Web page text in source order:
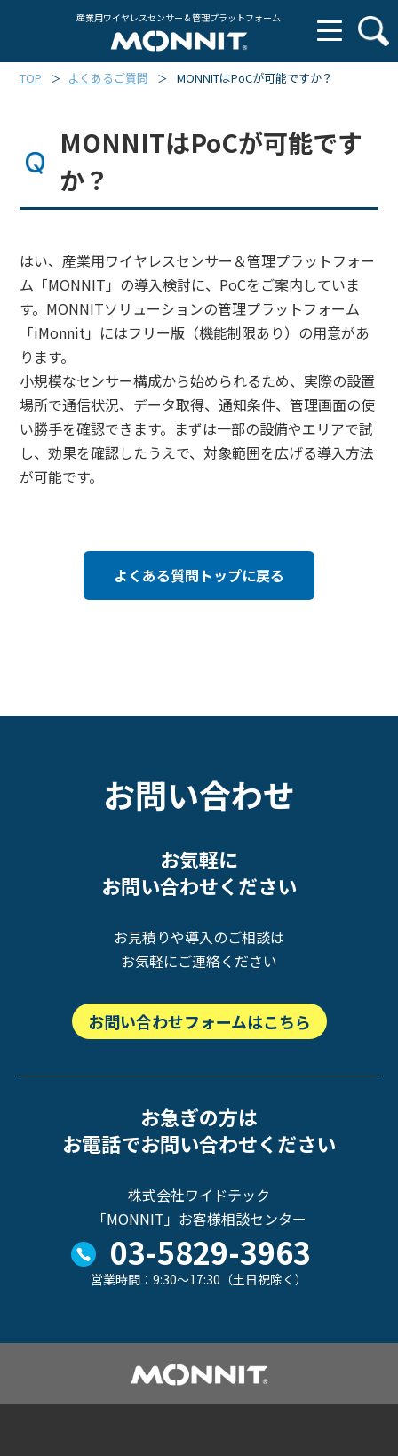
産業用ワイヤレスセンサー & 管理プラットフォーム
TOP ＞ よくあるご質問 ＞ MONNITはPoCが可能ですか？
MONNITはPoCが可能です
か？
はい、産業用ワイヤレスセンサー＆管理プラットフォー
ム「MONNIT」の導入検討に、PoCをご案内していま
す。MONNITソリューションの管理プラットフォーム
「iMonnit」にはフリー版（機能制限あり）の用意があ
ります。
小規模なセンサー構成から始められるため、実際の設置
場所で通信状況、データ取得、通知条件、管理画面の使
い勝手を確認できます。まずは一部の設備やエリアで試
し、効果を確認したうえで、対象範囲を広げる導入方法
が可能です。
よくある質問トップに戻る
お問い合わせ
お気軽に
お問い合わせください
お見積りや導入のご相談は
お気軽にご連絡ください
お問い合わせフォームはこちら
お急ぎの方は
お電話でお問い合わせください
株式会社ワイドテック
「MONNIT」お客様相談センター
03-5829-3963
営業時間：9:30～17:30（土日祝除く）